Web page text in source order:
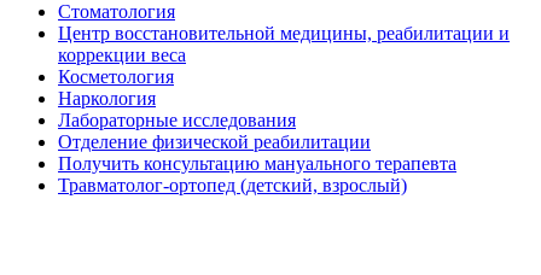
Стоматология
Центр восстановительной медицины, реабилитации и
коррекции веса
Косметология
Наркология
Лабораторные исследования
Отделение физической реабилитации
Получить консультацию мануального терапевта
Травматолог-ортопед (детский, взрослый)